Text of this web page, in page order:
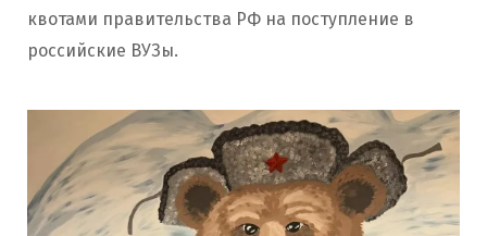
квотами правительства РФ на поступление в
российские ВУЗы.